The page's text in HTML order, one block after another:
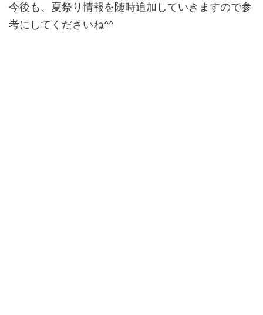
今後も、夏祭り情報を随時追加していきますので参
考にしてくださいね^^